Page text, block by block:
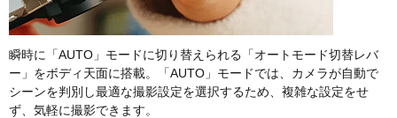
瞬時に「AUTO」モードに切り替えられる「オートモード切替レバ
ー」をボディ天面に搭載。「AUTO」モードでは、カメラが自動で
シーンを判別し最適な撮影設定を選択するため、複雑な設定をせ
ず、気軽に撮影できます。